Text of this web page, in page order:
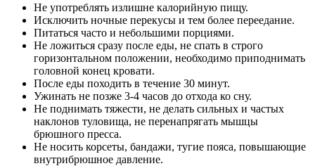
Не употреблять излишне калорийную пищу.
Исключить ночные перекусы и тем более переедание.
Питаться часто и небольшими порциями.
Не ложиться сразу после еды, не спать в строго
горизонтальном положении, необходимо приподнимать
головной конец кровати.
После еды походить в течение 30 минут.
Ужинать не позже 3-4 часов до отхода ко сну.
Не поднимать тяжести, не делать сильных и частых
наклонов туловища, не перенапрягать мышцы
брюшного пресса.
Не носить корсеты, бандажи, тугие пояса, повышающие
внутрибрюшное давление.